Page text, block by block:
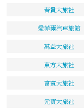
春貴大旅社
愛菲爾汽車旅館
萬益大旅社
東方大旅社
富賓大旅社
元寶大旅社